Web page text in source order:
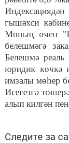
гышәхси
Моның өчен
белешмәгә
Белешмә
юридик көчкә
имзалы мөһер
Исегезгә
алып килгән
Следите за